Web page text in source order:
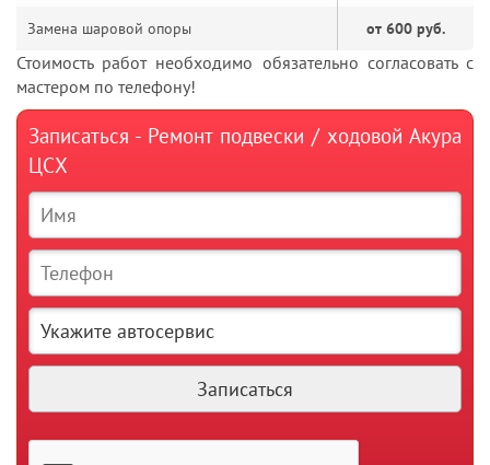
Замена шаровой опоры от 600 руб.
Стоимость работ необходимо обязательно согласовать с
мастером по телефону!
Записаться - Ремонт подвески / ходовой Акура
ЦСХ